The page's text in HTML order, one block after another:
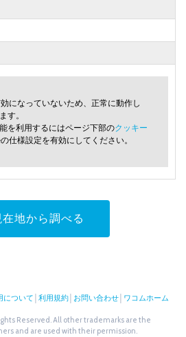
になっていないため、正常に動作し
す。
を利用するにはページ下部のクッキー
仕様設定を有効にしてください。
在地から調べる
について 利用規約 お問い合わせ ワコムホーム
Reserved. All other trademarks are the
and are used with their permission.